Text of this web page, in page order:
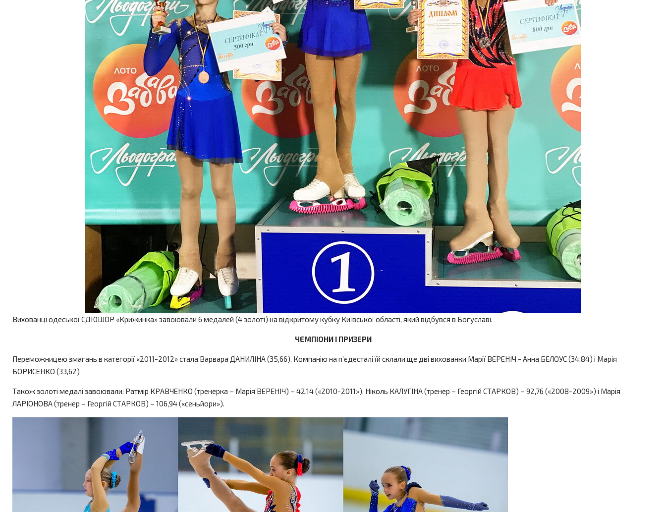
Вихованці одеської СДЮШОР «Крижинка» завоювали 6 медалей (4 золоті) на відкритому кубку Київської області, який відбувся в Богуславі.
ЧЕМПІОНИ І ПРИЗЕРИ
Переможницею змагань в категорії «2011-2012» стала Варвара ДАНИЛІНА (35,66). Компанію на п’єдесталі їй склали ще дві вихованки Марії ВЕРЕНІЧ - Анна БЕЛОУС (34,84) і Марія
БОРИСЕНКО (33,62)
Також золоті медалі завоювали: Ратмір КРАВЧЕНКО (тренерка – Марія ВЕРЕНІЧ) – 42,14 («2010-2011»), Ніколь КАЛУГІНА (тренер – Георгій СТАРКОВ) – 92,76 («2008-2009») і Марія
ЛАРІОНОВА (тренер – Георгій СТАРКОВ) – 106,94 («сеньйори»).